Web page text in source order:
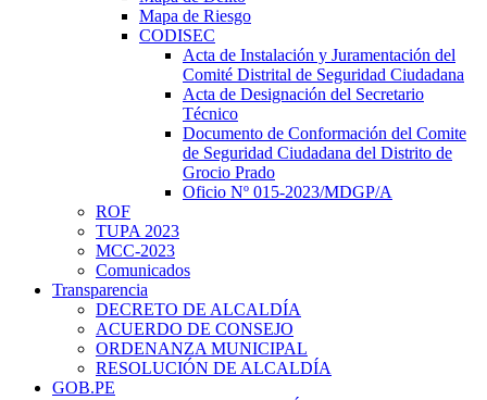
Mapa de Riesgo
CODISEC
Acta de Instalación y Juramentación del
Comité Distrital de Seguridad Ciudadana
Acta de Designación del Secretario
Técnico
Documento de Conformación del Comite
de Seguridad Ciudadana del Distrito de
Grocio Prado
Oficio Nº 015-2023/MDGP/A
ROF
TUPA 2023
MCC-2023
Comunicados
Transparencia
DECRETO DE ALCALDÍA
ACUERDO DE CONSEJO
ORDENANZA MUNICIPAL
RESOLUCIÓN DE ALCALDÍA
GOB.PE